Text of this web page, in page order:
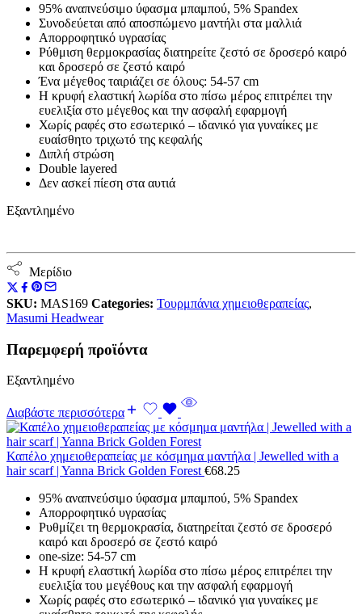
95% αναπνεύσιμο ύφασμα μπαμπού, 5% Spandex
Συνοδεύεται από αποσπώμενο μαντήλι στα μαλλιά
Απορροφητικό υγρασίας
Ρύθμιση θερμοκρασίας διατηρείτε ζεστό σε δροσερό καιρό
και δροσερό σε ζεστό καιρό
Ένα μέγεθος ταιριάζει σε όλους: 54-57 cm
Η κρυφή ελαστική λωρίδα στο πίσω μέρος επιτρέπει την
ευελιξία στο μέγεθος και την ασφαλή εφαρμογή
Χωρίς ραφές στο εσωτερικό – ιδανικό για γυναίκες με
ευαίσθητο τριχωτό της κεφαλής
Διπλή στρώση
Double layered
Δεν ασκεί πίεση στα αυτιά
Εξαντλημένο
Μερίδιο
SKU: MAS169 Categories: Τουρμπάνια χημειοθεραπείας,
Masumi Headwear
Παρεμφερή προϊόντα
Εξαντλημένο
Διαβάστε περισσότερα
Καπέλο χημειοθεραπείας με κόσμημα μαντήλα | Jewelled with a
hair scarf | Yanna Brick Golden Forest €68.25
95% αναπνεύσιμο ύφασμα μπαμπού, 5% Spandex
Απορροφητικό υγρασίας
Ρυθμίζει τη θερμοκρασία, διατηρείται ζεστό σε δροσερό
καιρό και δροσερό σε ζεστό καιρό
one-size: 54-57 cm
Η κρυφή ελαστική λωρίδα στο πίσω μέρος επιτρέπει την
ευελιξία του μεγέθους και την ασφαλή εφαρμογή
Χωρίς ραφές στο εσωτερικό – ιδανικό για γυναίκες με